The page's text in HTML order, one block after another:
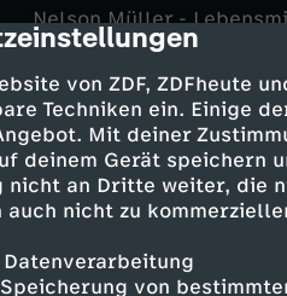
von ZDF, ZDFheute
Techniken ein. Einige
Mit deiner
deinem Gerät speichern
nicht an Dritte weiter, die
nicht zu
von
Nelson Müller -
Nelson Müller: Der
Terra X Geschichte kurz
Kompass
Quick Check
Kompass · Klavier
SWR1 Leute
Bas Kast -
Tipps für Glück
Precht
Gesellschaft ohne
PUR+
Hilfe, wo bin ich?
Löwenzahn
Geocaching -
GPS
Hightech-Wunder der
Navigation
Mehr